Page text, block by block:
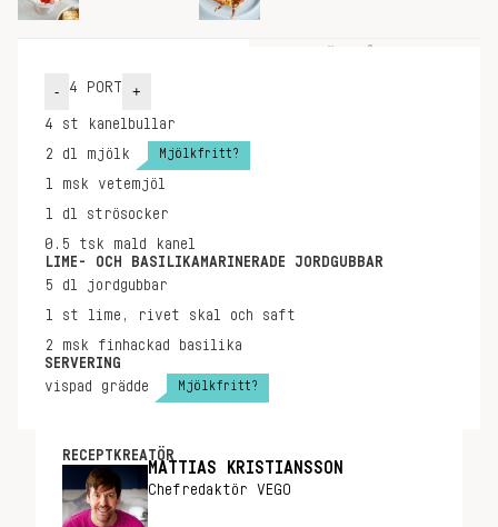
- 4 PORT +
4 st
kanelbullar
2 dl mjölk Mjölkfritt?
1 msk
vetemjöl
1 dl
strösocker
0.5 tsk
mald kanel
LIME- OCH BASILIKAMARINERADE JORDGUBBAR
5 dl
jordgubbar
1 st
lime, rivet skal och saft
2 msk
finhackad basilika
SERVERING
vispad grädde
Mjölkfritt?
RECEPTKREATÖR
MATTIAS KRISTIANSSON
Chefredaktör VEGO